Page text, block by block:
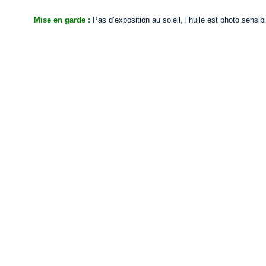
Mise en garde : Pas d’exposition au soleil, l’huile est photo